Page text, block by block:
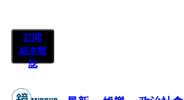
訂閱
紙本雜
誌